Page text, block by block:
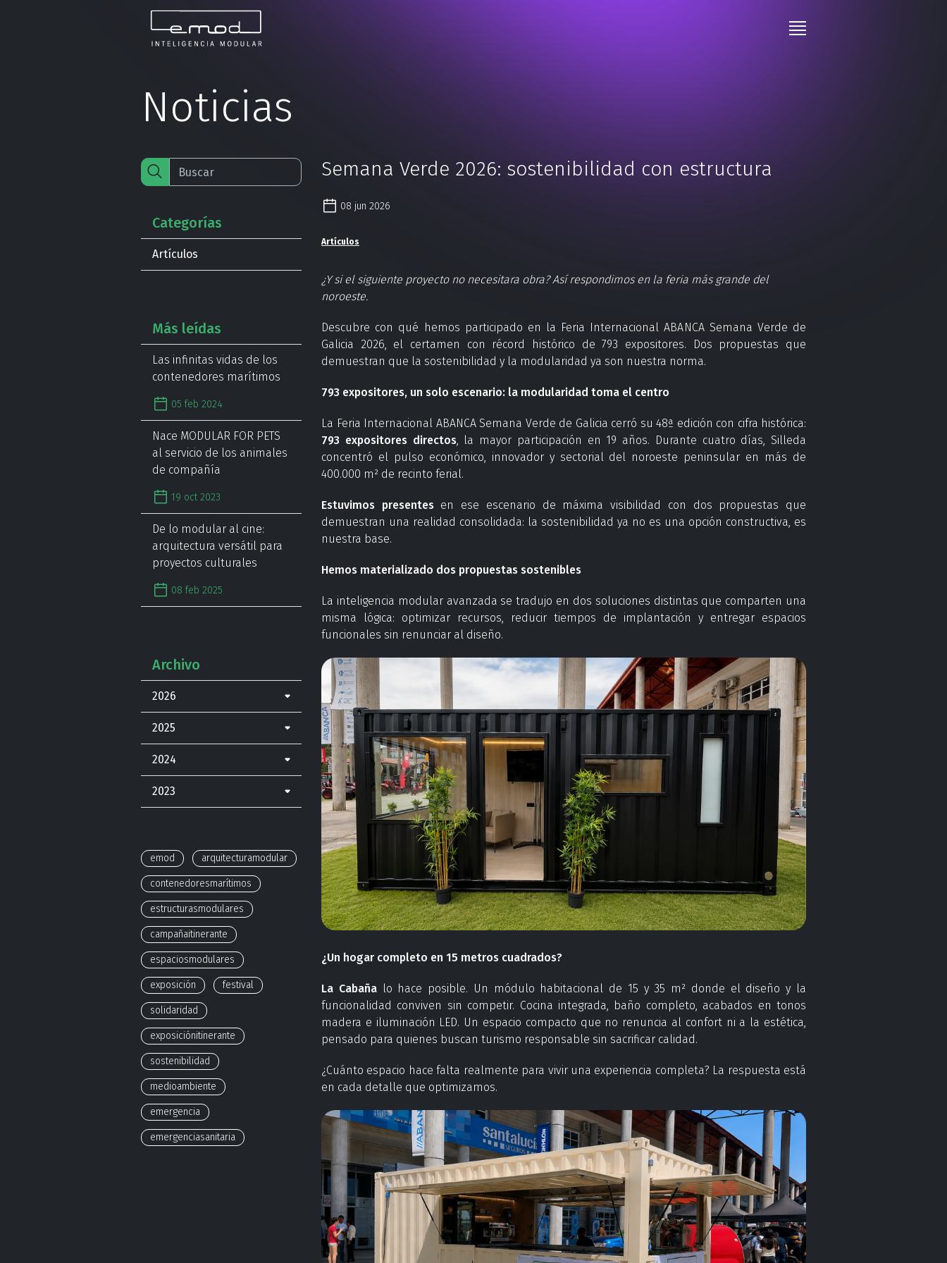
Noticias
Categorías
Artículos
Más leídas
Las infinitas vidas de los
contenedores marítimos
05 feb 2024
Nace MODULAR FOR PETS
al servicio de los animales
de compañía
19 oct 2023
De lo modular al cine:
arquitectura versátil para
proyectos culturales
08 feb 2025
Archivo
2026
2025
2024
2023
emod arquitecturamodular
contenedoresmarítimos
estructurasmodulares
campañaitinerante
espaciosmodulares
exposición festival
solidaridad
exposiciónitinerante
sostenibilidad
medioambiente
emergencia
emergenciasanitaria
Semana Verde 2026: sostenibilidad con estructura
08 jun 2026
Artículos
¿Y si el siguiente proyecto no necesitara obra? Así respondimos en la feria más grande del
noroeste.
Descubre con qué hemos participado en la Feria Internacional ABANCA Semana Verde de
Galicia 2026, el certamen con récord histórico de 793 expositores. Dos propuestas que
demuestran que la sostenibilidad y la modularidad ya son nuestra norma.
793 expositores, un solo escenario: la modularidad toma el centro
La Feria Internacional ABANCA Semana Verde de Galicia cerró su 48ª edición con cifra histórica:
793 expositores directos, la mayor participación en 19 años. Durante cuatro días, Silleda
concentró el pulso económico, innovador y sectorial del noroeste peninsular en más de
400.000 m² de recinto ferial.
Estuvimos presentes en ese escenario de máxima visibilidad con dos propuestas que
demuestran una realidad consolidada: la sostenibilidad ya no es una opción constructiva, es
nuestra base.
Hemos materializado dos propuestas sostenibles
La inteligencia modular avanzada se tradujo en dos soluciones distintas que comparten una
misma lógica: optimizar recursos, reducir tiempos de implantación y entregar espacios
funcionales sin renunciar al diseño.
¿Un hogar completo en 15 metros cuadrados?
La Cabañalo hace posible. Un módulo habitacional de 15 y 35 m² donde el diseño y la
funcionalidad conviven sin competir. Cocina integrada, baño completo, acabados en tonos
madera e iluminación LED. Un espacio compacto que no renuncia al confort ni a la estética,
pensado para quienes buscan turismo responsable sin sacrificar calidad.
¿Cuánto espacio hace falta realmente para vivir una experiencia completa? La respuesta está
en cada detalle que optimizamos.